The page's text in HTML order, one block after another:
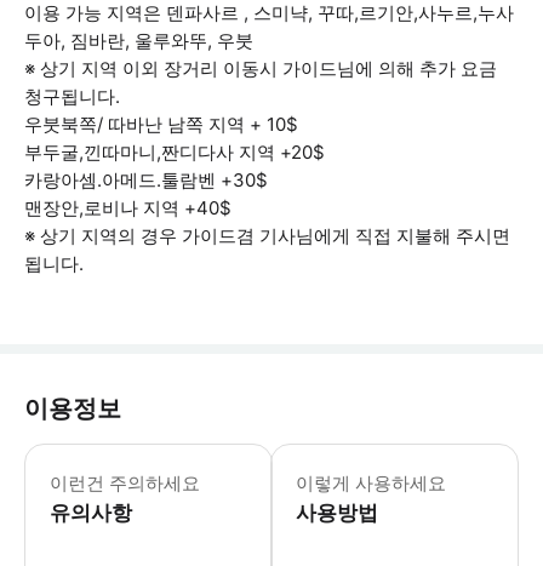
이용 가능 지역은 덴파사르 , 스미냑, 꾸따,르기안,사누르,누사
두아, 짐바란, 울루와뚜, 우붓
※ 상기 지역 이외 장거리 이동시 가이드님에 의해 추가 요금
청구됩니다.
우붓북쪽/ 따바난 남쪽 지역 + 10$
부두굴,낀따마니,짠디다사 지역 +20$
카랑아셈.아메드.툴람벤 +30$
맨장안,로비나 지역 +40$
※ 상기 지역의 경우 가이드겸 기사님에게 직접 지불해 주시면
됩니다.
이용정보
이런건 주의하세요
유의사항
👉미팅시간에 늦지 않도록 주의해 주
이렇게 사용하세요
사용방법